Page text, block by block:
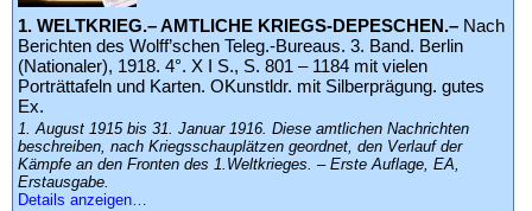
1. WELTKRIEG.– AMTLICHE KRIEGS-DEPESCHEN.– Nach
Berichten des Wolff’schen Teleg.-Bureaus. 3. Band. Berlin
(Nationaler), 1918. 4°. X I S., S. 801 – 1184 mit vielen
Porträttafeln und Karten. OKunstldr. mit Silberprägung. gutes
Ex.
1. August 1915 bis 31. Januar 1916. Diese amtlichen Nachrichten
beschreiben, nach Kriegsschauplätzen geordnet, den Verlauf der
Kämpfe an den Fronten des 1.Weltkrieges. – Erste Auflage, EA,
Erstausgabe.
Details anzeigen…